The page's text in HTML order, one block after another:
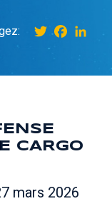
Twitter
CARGO
mars 2026